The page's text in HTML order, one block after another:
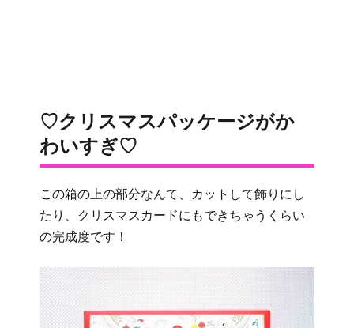
♡クリスマスパッケージがか
わいすぎ♡
この箱の上の部分なんて、カットして飾りにし
たり、クリスマスカードにもできちゃうくらい
の完成度です！